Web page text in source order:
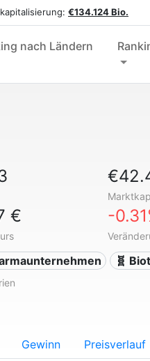
€134.124 Bio.
nach Ländern
€ -
🧬
Gewinn Preisverlauf